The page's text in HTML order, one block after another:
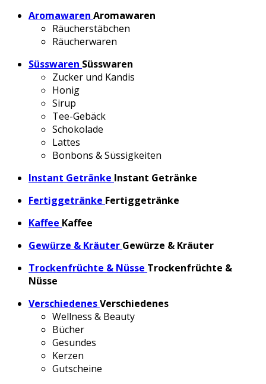
Aromawaren Aromawaren
Räucherstäbchen
Räucherwaren
Süsswaren Süsswaren
Zucker und Kandis
Honig
Sirup
Tee-Gebäck
Schokolade
Lattes
Bonbons & Süssigkeiten
Instant Getränke Instant Getränke
Fertiggetränke Fertiggetränke
Kaffee Kaffee
Gewürze & Kräuter Gewürze & Kräuter
Trockenfrüchte & Nüsse Trockenfrüchte &
Nüsse
VerschiedenesVerschiedenes
Wellness & Beauty
Bücher
Gesundes
Kerzen
Gutscheine